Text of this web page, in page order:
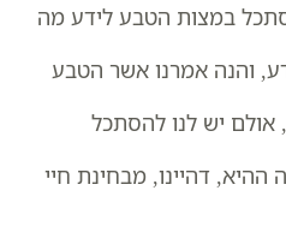
במצות הטבע לידע מה
והנה אמרנו אשר הטבע
אולם יש לנו להסתכל
דהיינו, מבחינת חיי